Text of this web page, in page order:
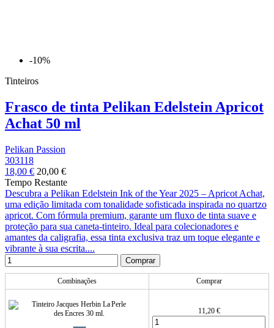
-10%
Tinteiros
Frasco de tinta Pelikan Edelstein Apricot
Achat 50 ml
Pelikan Passion
303118
18,00 € 20,00 €
Tempo Restante
Descubra a Pelikan Edelstein Ink of the Year 2025 – Apricot Achat,
uma edição limitada com tonalidade sofisticada inspirada no quartzo
apricot. Com fórmula premium, garante um fluxo de tinta suave e
proteção para sua caneta-tinteiro. Ideal para colecionadores e
amantes da caligrafia, essa tinta exclusiva traz um toque elegante e
vibrante à sua escrita....
Comprar
Combinações Comprar
11,20 €